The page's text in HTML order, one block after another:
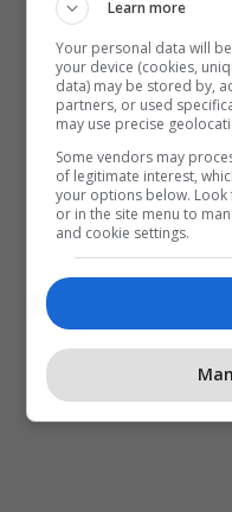
Learn more
Your personal data will
your device (cookies,
data) may be stored by,
partners, or used
may use precise
Some vendors may
of legitimate interest,
your options below.
or in the site menu to
and cookie settings.